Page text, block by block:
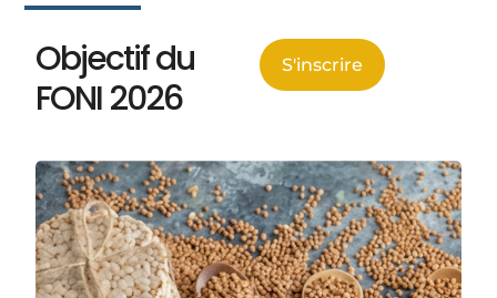
Objectif du
FONI 2026
S'inscrire